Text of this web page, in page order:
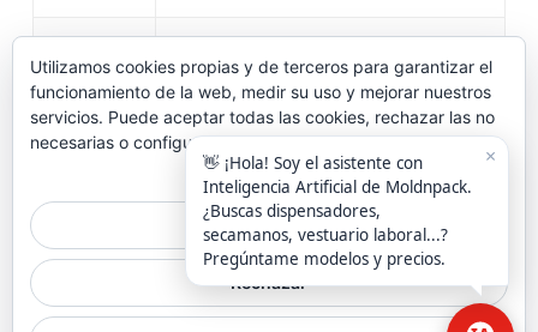
Capacidad Ø máx. 480 mm, ancho máx. 320 mm
© 2026 Higiene | Limpieza Industrial | Seguridad Alimentaria.
twitter
Utilizamos cookies propias y de terceros para garantizar el
funcionamiento de la web, medir su uso y mejorar nuestros
servicios. Puede aceptar todas las cookies, rechazar las no
necesarias o configurar sus preferencias.Política de cookies
Aceptar todo
Rechazar